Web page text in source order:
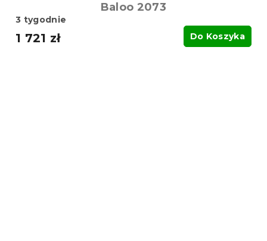
Baloo 2073
3 tygodnie
1 721 zł Do Koszyka